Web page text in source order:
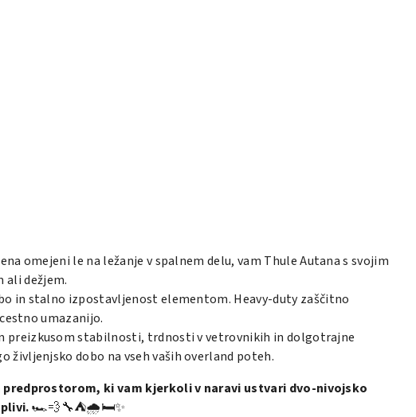
omejeni le na ležanje v spalnem delu, vam Thule Autana s svojim
ali dežjem.
in stalno izpostavljenost elementom. Heavy-duty zaščitno
umazanijo.
preizkusom stabilnosti, trdnosti v vetrovnikih in dolgotrajne
dobo na vseh vaših overland poteh.
ki vam kjerkoli v naravi ustvari dvo-nivojsko
🏎️💨🔧⛺🌧️🛏️✨